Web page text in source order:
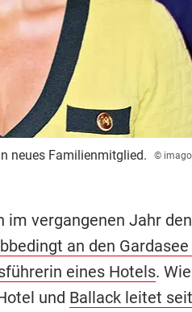
neues Familienmitglied. © imago
vergangenen Jahr
an den Gardasee
eines Hotels.
und Ballack leitet